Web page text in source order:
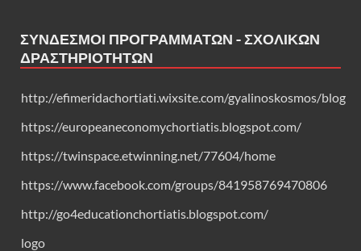
ΣΎΝΔΕΣΜΟΙ ΠΡΟΓΡΑΜΜΆΤΩΝ - ΣΧΟΛΙΚΏΝ
ΔΡΑΣΤΗΡΙΟΤΉΤΩΝ
http://efimeridachortiati.wixsite.com/gyalinoskosmos/blog
https://europeaneconomychortiatis.blogspot.com/
https://twinspace.etwinning.net/77604/home
https://www.facebook.com/groups/841958769470806
http://go4educationchortiatis.blogspot.com/
logo